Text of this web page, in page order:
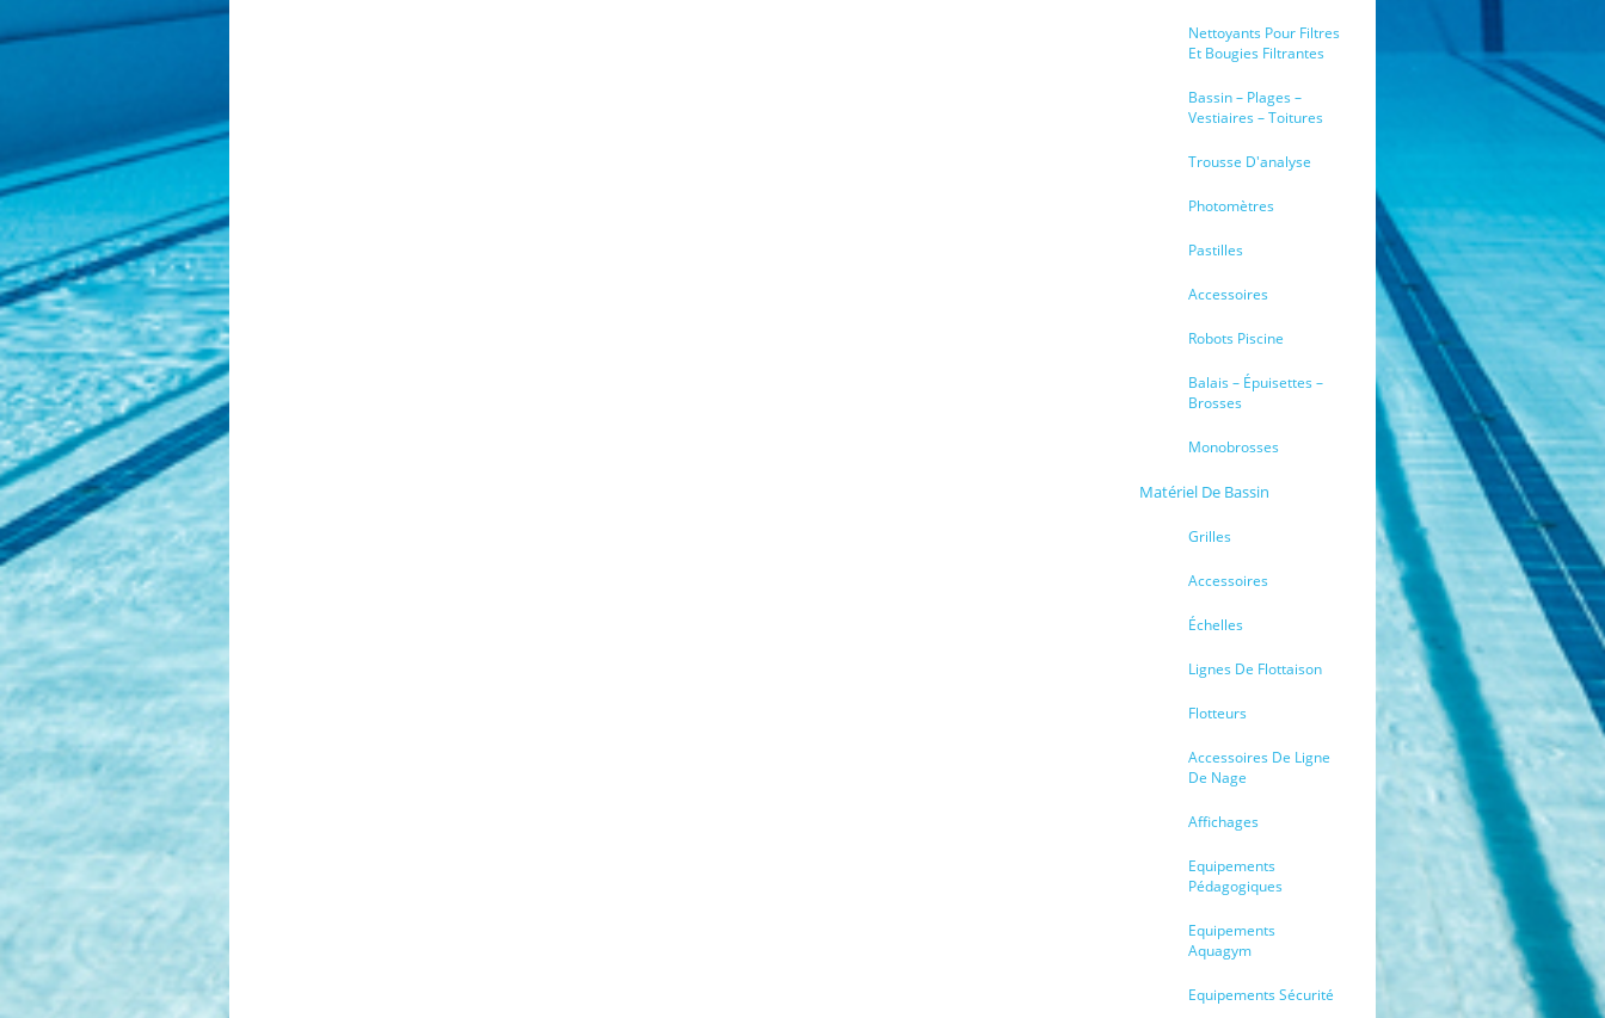
Nettoyants Pour Filtres
Et Bougies Filtrantes
Bassin – Plages –
Vestiaires – Toitures
Trousse D'analyse
Photomètres
Pastilles
Accessoires
Robots Piscine
Balais – Épuisettes –
Brosses
Monobrosses
Matériel De Bassin
Grilles
Accessoires
Échelles
Lignes De Flottaison
Flotteurs
Accessoires De Ligne
De Nage
Affichages
Equipements
Pédagogiques
Equipements
Aquagym
Equipements Sécurité